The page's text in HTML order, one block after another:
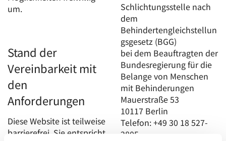
um.
Stand der
Vereinbarkeit mit
den
Anforderungen
Diese Website ist teilweise
barrierefrei. Sie entspricht
Schlichtungsstelle nach
dem
Behindertengleichstellun
gsgesetz (BGG)
bei dem Beauftragten der
Bundesregierung für die
Belange von Menschen
mit Behinderungen
Mauerstraße 53
10117 Berlin
Telefon: +49 30 18 527-
2805